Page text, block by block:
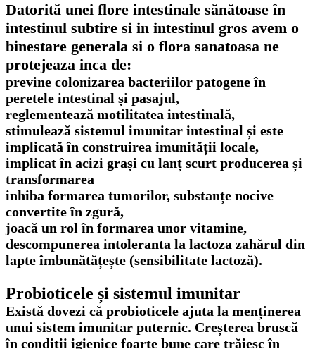
Datorită unei flore intestinale sănătoase în
intestinul subtire si in intestinul gros avem o
binestare generala si o flora sanatoasa ne
protejeaza inca de:
previne colonizarea bacteriilor patogene în
peretele intestinal și pasajul,
reglementează motilitatea intestinală,
stimulează sistemul imunitar intestinal și este
implicată în construirea imunității locale,
implicat în acizi grași cu lanț scurt producerea și
transformarea
inhiba formarea tumorilor, substanțe nocive
convertite în zgură,
joacă un rol în formarea unor vitamine,
descompunerea intoleranta la lactoza zahărul din
lapte îmbunătățește (sensibilitate lactoză).
Probioticele și sistemul imunitar
Există dovezi că probioticele ajuta la menținerea
unui sistem imunitar puternic. Creșterea bruscă
în condiții igienice foarte bune care trăiesc în